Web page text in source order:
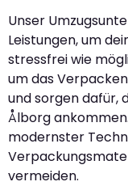
Unser
Leistungen, um
stressfrei wie
um das
und sorgen dafür,
Ålborg
modernster
vermeiden.